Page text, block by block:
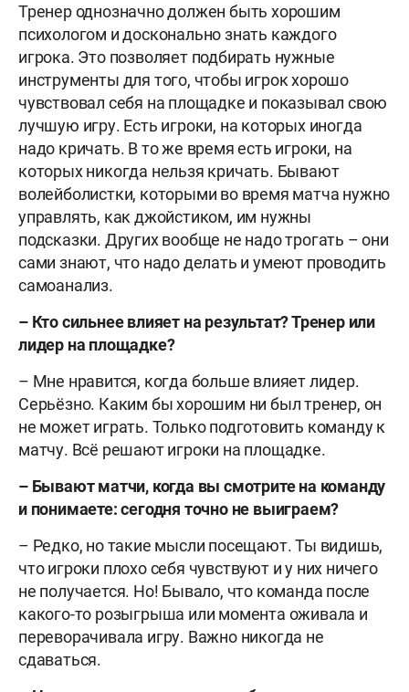
Тренер однозначно должен быть хорошим
психологом и досконально знать каждого
игрока. Это позволяет подбирать нужные
инструменты для того, чтобы игрок хорошо
чувствовал себя на площадке и показывал свою
лучшую игру. Есть игроки, на которых иногда
надо кричать. В то же время есть игроки, на
которых никогда нельзя кричать. Бывают
волейболистки, которыми во время матча нужно
управлять, как джойстиком, им нужны
подсказки. Других вообще не надо трогать – они
сами знают, что надо делать и умеют проводить
самоанализ.
– Кто сильнее влияет на результат? Тренер или
лидер на площадке?
– Мне нравится, когда больше влияет лидер.
Серьёзно. Каким бы хорошим ни был тренер, он
не может играть. Только подготовить команду к
матчу. Всё решают игроки на площадке.
– Бывают матчи, когда вы смотрите на команду
и понимаете: сегодня точно не выиграем?
– Редко, но такие мысли посещают. Ты видишь,
что игроки плохо себя чувствуют и у них ничего
не получается. Но! Бывало, что команда после
какого-то розыгрыша или момента оживала и
переворачивала игру. Важно никогда не
сдаваться.